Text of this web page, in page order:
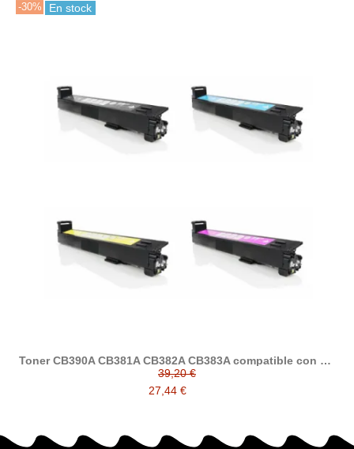
-30% En stock
Toner CB390A CB381A CB382A CB383A compatible con HP
825A
39,20 €
27,44 €